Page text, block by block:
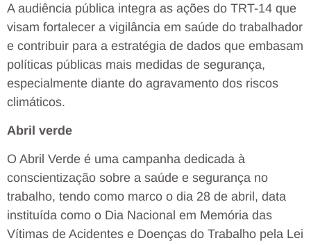
A audiência pública integra as ações do TRT-14 que
visam fortalecer a vigilância em saúde do trabalhador
e contribuir para a estratégia de dados que embasam
políticas públicas mais medidas de segurança,
especialmente diante do agravamento dos riscos
climáticos.
Abril verde
O Abril Verde é uma campanha dedicada à
conscientização sobre a saúde e segurança no
trabalho, tendo como marco o dia 28 de abril, data
instituída como o Dia Nacional em Memória das
Vítimas de Acidentes e Doenças do Trabalho pela Lei